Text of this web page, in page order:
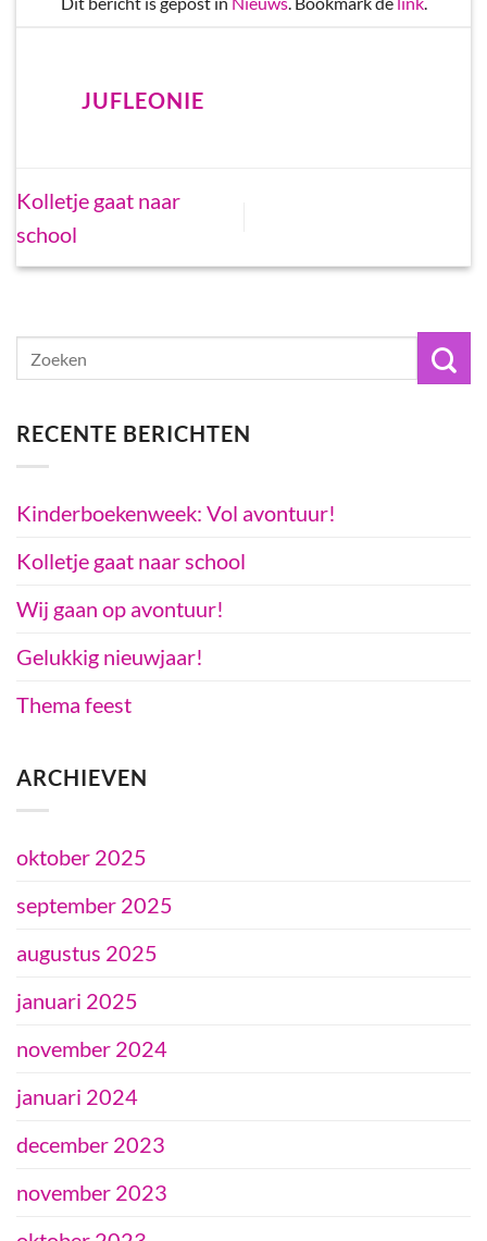
RECENTE BERICHTEN
Kinderboekenweek: Vol avontuur!
Kolletje gaat naar school
Wij gaan op avontuur!
Gelukkig nieuwjaar!
Thema feest
ARCHIEVEN
oktober 2025
september 2025
augustus 2025
januari 2025
november 2024
januari 2024
december 2023
november 2023
JUFLEONIE
Kolletje gaat naar
school